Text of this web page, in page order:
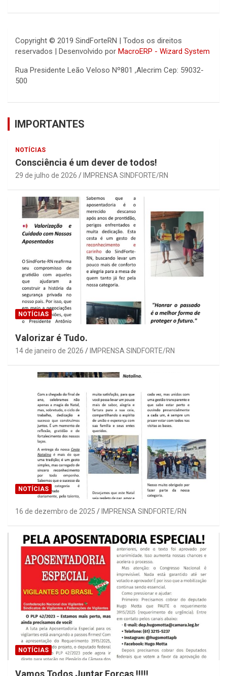
Copyright © 2019 SindForteRN | Todos os direitos
reservados | Desenvolvido por MacroERP - Wizard System
Rua Presidente Leão Veloso Nº801 ,Alecrim Cep: 59032-
500
IMPORTANTES
NOTÍCIAS
Consciência é um dever de todos!
29 de julho de 2026 IMPRENSA SINDFORTE/RN
NOTÍCIAS
Valorizar é Tudo.
14 de janeiro de 2026 IMPRENSA SINDFORTE/RN
NOTÍCIAS
16 de dezembro de 2025 IMPRENSA SINDFORTE/RN
NOTÍCIAS
Vamos Todos Juntar Forças !!!!!